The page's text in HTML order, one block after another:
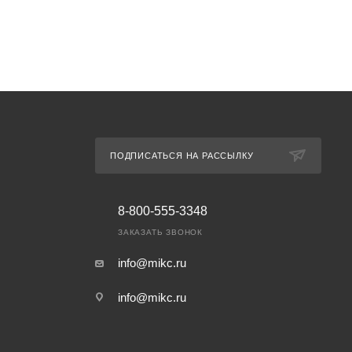
ПОДПИСАТЬСЯ НА РАССЫЛКУ
8-800-555-3348
ЗАКАЗАТЬ ЗВОНОК
info@mikc.ru
info@mikc.ru